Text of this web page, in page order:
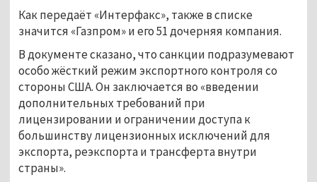
Как передаёт «Интерфакс», также в списке
значится «Газпром» и его 51 дочерняя компания.
В документе сказано, что санкции подразумевают
особо жёсткий режим экспортного контроля со
стороны США. Он заключается во «введении
дополнительных требований при
лицензировании и ограничении доступа к
большинству лицензионных исключений для
экспорта, реэкспорта и трансферта внутри
страны».